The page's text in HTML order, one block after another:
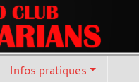
Infos pratiques